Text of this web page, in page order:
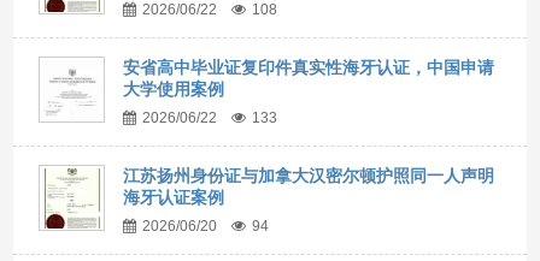
2026/06/22 108
安省高中毕业证复印件真实性海牙认证，中国申请
大学使用案例
2026/06/22 133
江苏扬州身份证与加拿大汉密尔顿护照同一人声明
海牙认证案例
2026/06/20 94